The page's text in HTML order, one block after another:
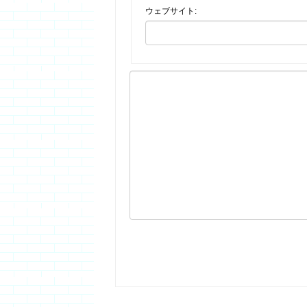
ウェブサイト: